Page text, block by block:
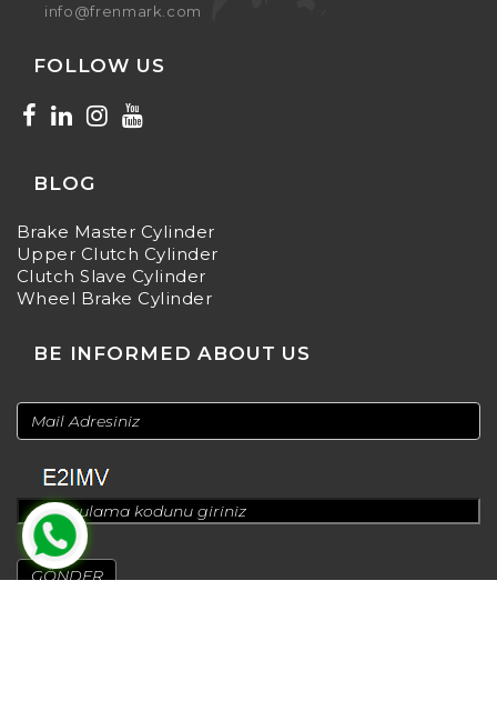
info@frenmark.com
FOLLOW US
BLOG
Brake Master Cylinder
Upper Clutch Cylinder
Clutch Slave Cylinder
Wheel Brake Cylinder
BE INFORMED ABOUT US